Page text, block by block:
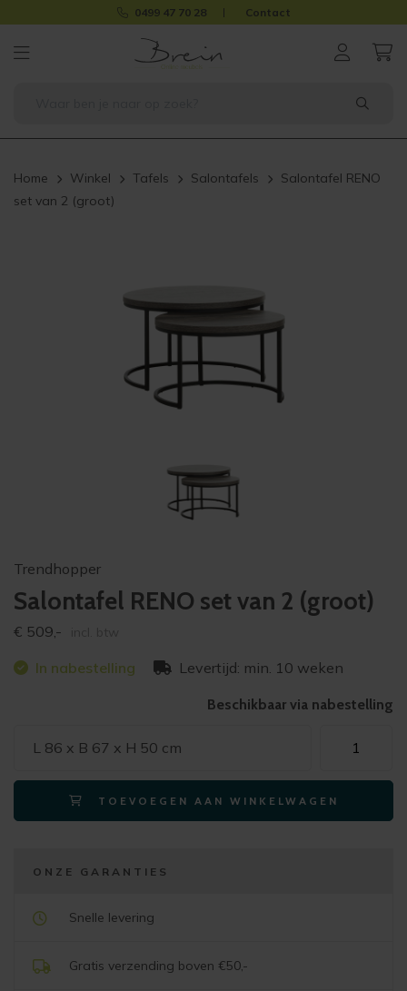
0499 47 70 28 Contact
Home Winkel Tafels Salontafels
Salontafel RENO
set van 2 (groot)
Trendhopper
Salontafel RENO set van 2 (groot)
€ 509,-
In nabestelling Levertijd: min. 10 weken
Beschikbaar via nabestelling
L 86 x B 67 x H 50 cm
RENO
set
van
2
TOEVOEGEN AAN WINKELWAGEN
ONZE GARANTIES
Snelle levering
Gratis verzending boven €50,-